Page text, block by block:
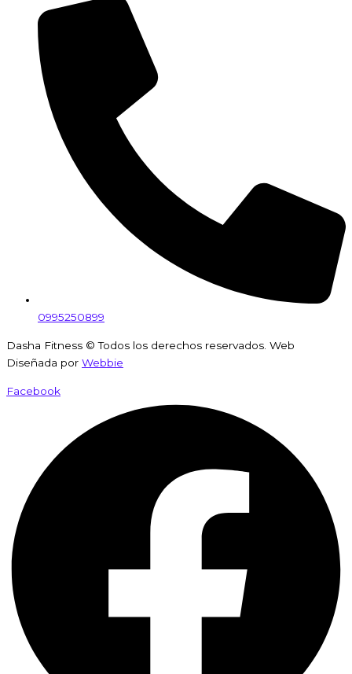
0995250899
Dasha Fitness © Todos los derechos reservados. Web
Diseñada por Webbie
Facebook